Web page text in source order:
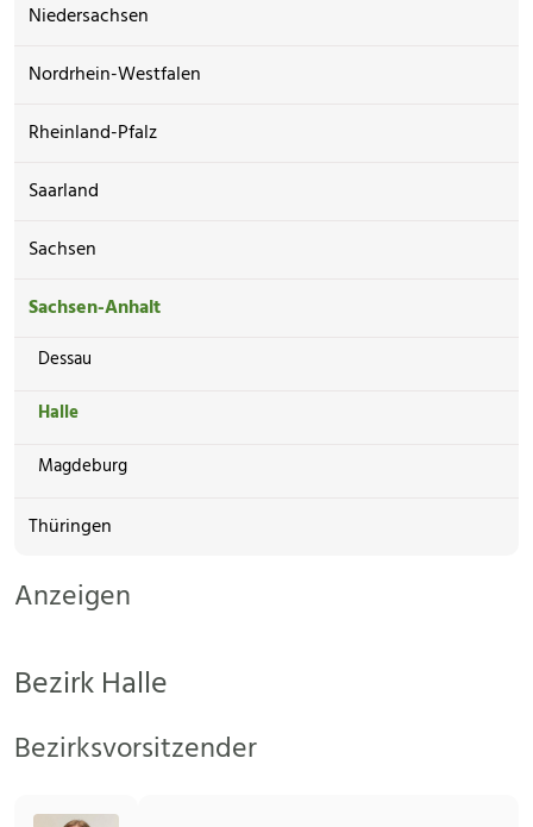
Niedersachsen
Nordrhein-Westfalen
Rheinland-Pfalz
Saarland
Sachsen
Sachsen-Anhalt
Dessau
Halle
Magdeburg
Thüringen
Anzeigen
Bezirk Halle
Bezirksvorsitzender